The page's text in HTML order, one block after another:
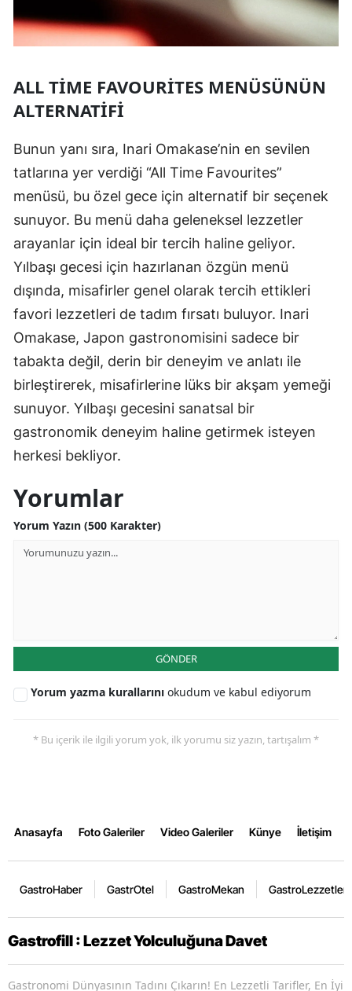
ALL TIME FAVOURITES MENÜSÜNÜN
ALTERNATIFI
Bunun yanı sıra, Inari Omakase’nin en sevilen
tatlarına yer verdiği “All Time Favourites”
menüsü, bu özel gece için alternatif bir seçenek
sunuyor. Bu menü daha geleneksel lezzetler
arayanlar için ideal bir tercih haline geliyor.
Yılbaşı gecesi için hazırlanan özgün menü
dışında, misafirler genel olarak tercih ettikleri
favori lezzetleri de tadım fırsatı buluyor. Inari
Omakase, Japon gastronomisini sadece bir
tabakta değil, derin bir deneyim ve anlatı ile
birleştirerek, misafirlerine lüks bir akşam yemeği
sunuyor. Yılbaşı gecesini sanatsal bir
gastronomik deneyim haline getirmek isteyen
herkesi bekliyor.
Yorumlar
Yorum Yazın (500 Karakter)
GÖNDER
Yorum yazma kurallarını okudum ve kabul ediyorum
* Bu içerik ile ilgili yorum yok, ilk yorumu siz yazın, tartışalım *
Anasayfa Foto Galeriler Video Galeriler Künye İletişim
GastroHaber GastrOtel GastroMekan GastroLezzetler
Gastrofill : Lezzet Yolculuğuna Davet
Gastronomi Dünyasının Tadını Çıkarın! En Lezzetli Tarifler, En İyi